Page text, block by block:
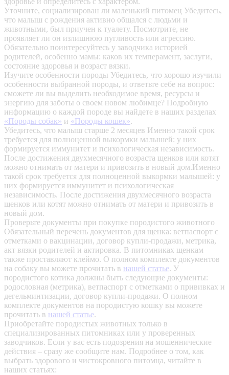
Уточните, социализирован ли маленький питомец Убедитесь,
что малыш с рождения активно общался с людьми и
животными, был приучен к туалету. Посмотрите, не
проявляет ли он излишнюю пугливость или агрессию.
Обязательно поинтересуйтесь у заводчика историей
родителей, особенно мамы: каков их темперамент, заслуги,
состояние здоровья и возраст вязки.
Изучите особенности породы Убедитесь, что хорошо изучили
особенности выбранной породы, и ответьте себе на вопрос:
сможете ли вы выделить необходимое время, ресурсы и
энергию для заботы о своем новом любимце? Подробную
информацию о каждой породе вы найдете в наших разделах
«Породы собак» и «Породы кошек».
Убедитесь, что малыш старше 2 месяцев Именно такой срок
требуется для полноценной выкормки малышей: у них
формируется иммунитет и психологическая независимость.
После достижения двухмесячного возраста щенков или котят
можно отнимать от матери и привозить в новый дом.Именно
такой срок требуется для полноценной выкормки малышей: у
них формируется иммунитет и психологическая
независимость. После достижения двухмесячного возраста
щенков или котят можно отнимать от матери и привозить в
новый дом.
Проверьте документы при покупке породистого животного
Обязательный перечень документов для щенка: ветпаспорт с
отметками о вакцинации, договор купли-продажи, метрика,
акт вязки родителей и актировка. В питомниках щенкам
также проставляют клеймо. О полном комплекте документов
на собаку вы можете прочитать в нашей статье. У
породистого котика должны быть следующие документы:
родословная (метрика), ветпаспорт с отметками о прививках и
дегельминтизации, договор купли-продажи. О полном
комплекте документов на породистую кошку вы можете
прочитать в нашей статье.
Приобретайте породистых животных только в
специализированных питомниках или у проверенных
заводчиков. Если у вас есть подозрения на мошеннические
действия – сразу же сообщите нам. Подробнее о том, как
выбрать здорового и чистокровного питомца, читайте в
наших статьях: